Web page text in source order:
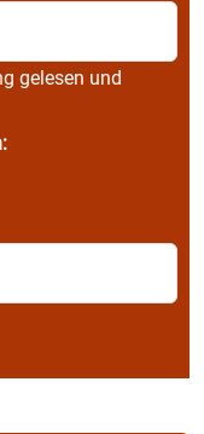
gelesen und